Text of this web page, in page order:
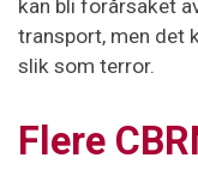
kan bli forårsaket
transport, men det
slik som terror.
Flere